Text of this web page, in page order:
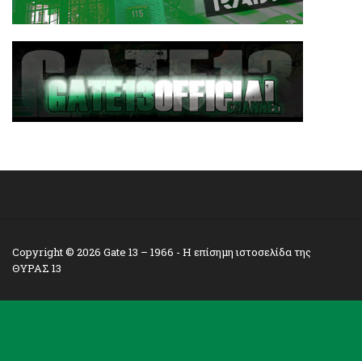
Copyright © 2026 Gate 13 – 1966 - Η επίσημη ιστοσελίδα της
ΘΥΡΑΣ 13